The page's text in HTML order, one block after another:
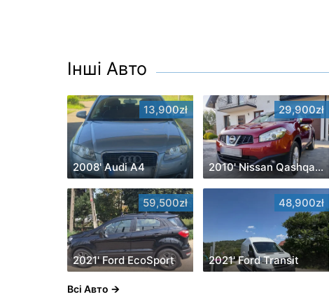
Інші Авто
13,900zł
2008' Audi A4
29,900zł
2010' Nissan Qashqai+2
59,500zł
2021' Ford EcoSport
48,900zł
2021' Ford Transit
Всі Авто